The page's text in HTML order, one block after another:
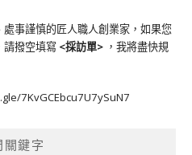
事謹慎的匠人職人創業家，如果您
請撥空填寫 <採訪單> ，我將盡快規
7KvGCEbcu7U7ySuN7
關鍵字